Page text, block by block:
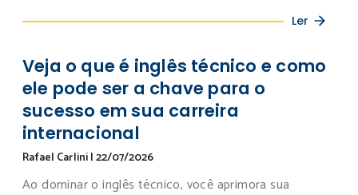
Ler
Veja o que é inglês técnico e como
ele pode ser a chave para o
sucesso em sua carreira
internacional
Rafael Carlini|22/07/2026
Ao dominar o inglês técnico, você aprimora sua